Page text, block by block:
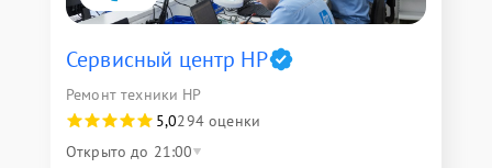
Сервисный центр HP
Ремонт техники HP
5,0294 оценки
Открыто до 21:00